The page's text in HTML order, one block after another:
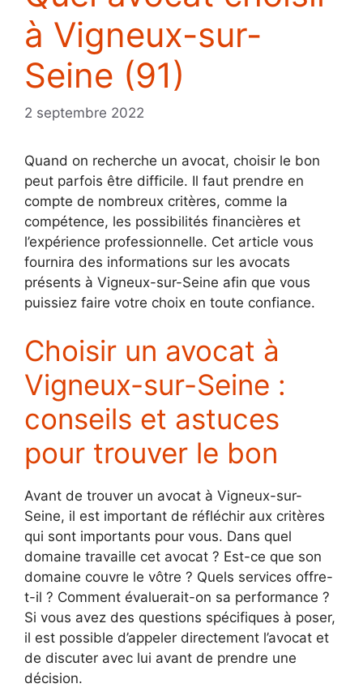
à Vigneux-sur-
Seine (91)
2 septembre 2022
Quand on recherche un avocat, choisir le bon
peut parfois être difficile. Il faut prendre en
compte de nombreux critères, comme la
compétence, les possibilités financières et
l’expérience professionnelle. Cet article vous
fournira des informations sur les avocats
présents à Vigneux-sur-Seine afin que vous
puissiez faire votre choix en toute confiance.
Choisir un avocat à
Vigneux-sur-Seine :
conseils et astuces
pour trouver le bon
Avant de trouver un avocat à Vigneux-sur-
Seine, il est important de réfléchir aux critères
qui sont importants pour vous. Dans quel
domaine travaille cet avocat ? Est-ce que son
domaine couvre le vôtre ? Quels services offre-
t-il ? Comment évaluerait-on sa performance ?
Si vous avez des questions spécifiques à poser,
il est possible d’appeler directement l’avocat et
de discuter avec lui avant de prendre une
décision.